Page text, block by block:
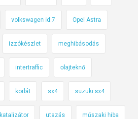
volkswagen id.7 Opel Astra
izzókészlet meghibásodás
intertraffic olajteknő
korlát sx4 suzuki sx4
katalizátor utazás műszaki hiba